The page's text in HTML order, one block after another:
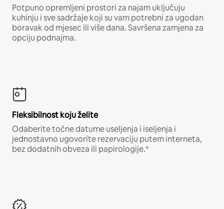
Potpuno opremljeni prostori za najam uključuju
kuhinju i sve sadržaje koji su vam potrebni za ugodan
boravak od mjesec ili više dana. Savršena zamjena za
opciju podnajma.
Fleksibilnost koju želite
Odaberite točne datume useljenja i iseljenja i
jednostavno ugovorite rezervaciju putem interneta,
bez dodatnih obveza ili papirologije.*